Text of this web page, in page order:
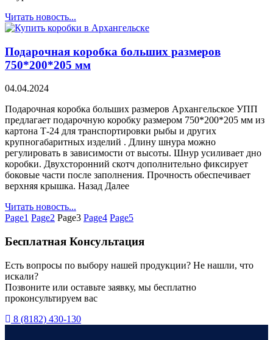
Читать новость...
Подарочная коробка больших размеров
750*200*205 мм
04.04.2024
Подарочная коробка больших размеров Архангельское УПП
предлагает подарочную коробку размером 750*200*205 мм из
картона Т-24 для транспортировки рыбы и других
крупногабаритных изделий . Длину шнура можно
регулировать в зависимости от высоты. Шнур усиливает дно
коробки. Двухсторонний скотч дополнительно фиксирует
боковые части после заполнения. Прочность обеспечивает
верхняя крышка. Назад Далее
Читать новость...
Page1 Page2 Page3 Page4 Page5
Бесплатная Консультация
Есть вопросы по выбору нашей продукции? Не нашли, что
искали?
Позвоните или оставьте заявку, мы бесплатно
проконсультируем вас
8 (8182) 430-130